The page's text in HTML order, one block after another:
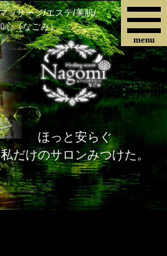
ッサージ/エステ/美肌/
心（なごみ）
menu
ほっと安らぐ
私だけのサロンみつけた。